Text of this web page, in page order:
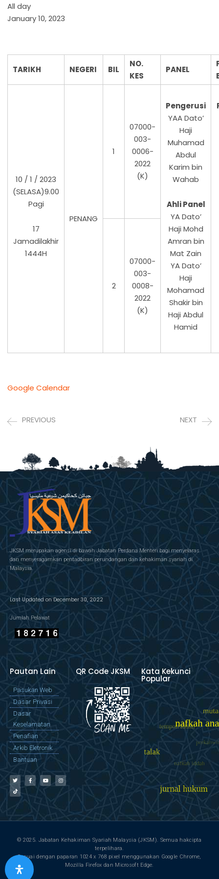
All day
January 10, 2023
TARIKH NEGERI BIL
NO.
KES
PANEL
10 / 1 / 2023
(SELASA)9.00
Pagi
17
Jamadilakhir
1444H
PENANG
1
07000-
003-
0006-
2022
(K)
Pengerusi
YAA Dato’
Haji
Muhamad
Abdul
Karim bin
Wahab
Ahli Panel
YA Dato’
Haji Mohd
Amran bin
Mat Zain
YA Dato’
Haji
Mohamad
Shakir bin
Haji Abdul
Hamid
2
07000-
003-
0008-
2022
(K)
Google Calendar
PREVIOUS NEXT
JKSM merupakan agensi di bawah Jabatan Perdana Menteri bagi menyelaras
dan menyeragamkan pentadbiran perundangan dan kehakiman syariah di
Malaysia.
Last Updated on December 30, 2022
Jumlah Pelawat
Pautan Lain
Pasukan Web
Dasar Privasi
Dasar
Keselamatan
Penafian
Arkib Eletronik
Bantuan
QR Code JKSM Kata Kekunci
Popular
© 2025. Jabatan Kehakiman Syariah Malaysia (JKSM). Semua hakcipta
terpelihara.
Sesuai dengan paparan 1024 x 768 pixel menggunakan Google Chrome,
Mozilla Firefox dan Microsoft Edge.